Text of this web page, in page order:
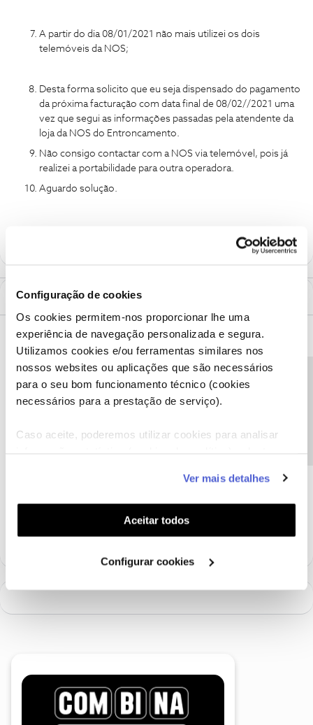
Configuração de cookies
Os cookies permitem-nos proporcionar lhe uma
experiência de navegação personalizada e segura.
Utilizamos cookies e/ou ferramentas similares nos
nossos websites ou aplicações que são necessários
para o seu bom funcionamento técnico (cookies
necessários para a prestação de serviço).
Caso aceite, poderemos utilizar cookies para analisar
funcionalidades (cookies de personalização e
funcionalidade) e adaptar anúncios aos seus interesses
(cookies de publicidade personalizada). Pode gerir a
utilização dos cookies clicando em "Configurar
Ver mais detalhes
Aceitar todos
Configurar cookies
A partir do dia 08/01/2021 não mais utilizei os dois
telemóveis da NOS;
Desta forma solicito que eu seja dispensado do pagamento
da próxima facturação com data final de 08/02//2021 uma
vez que segui as informações passadas pela atendente da
loja da NOS do Entroncamento.
Não consigo contactar com a NOS via telemóvel, pois já
realizei a portabilidade para outra operadora.
Aguardo solução.
1 Comentário
Ana P. Forum|Forum|5 years ago
Pedimos desculpa pela demora.
Envie-nos uma mensagem privada com o seu número de cliente
Vamos verificar a sua situação.
Ajude a comunidade a encontrar informação relevante. Marque
como "Melhor Resposta" e faça "Like" nos melhores comentários.